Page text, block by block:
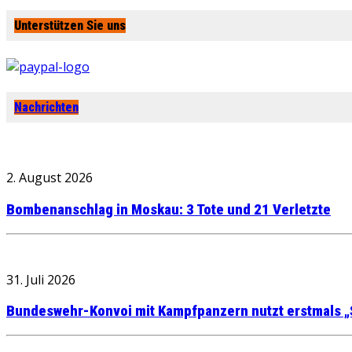
Unterstützen Sie uns
Nachrichten
2. August 2026
Bombenanschlag in Moskau: 3 Tote und 21 Verletzte
31. Juli 2026
Bundeswehr-Konvoi mit Kampfpanzern nutzt erstmals